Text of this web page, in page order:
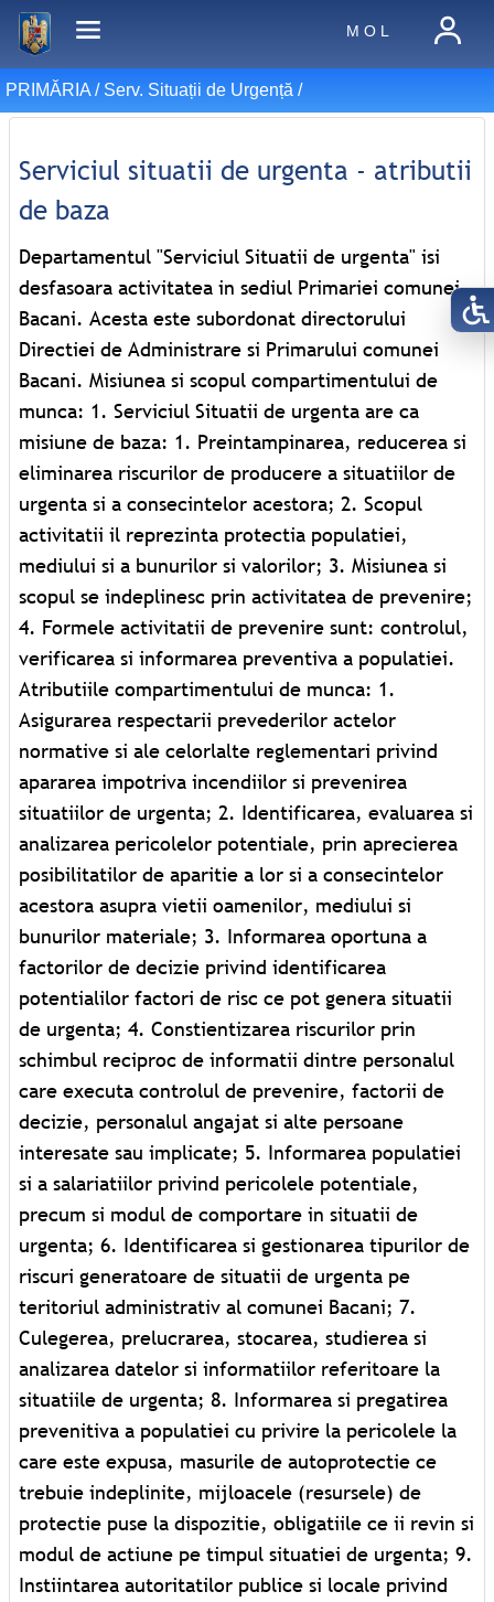
M O L
PRIMĂRIA /Serv. Situații de Urgență /
Serviciul situatii de urgenta - atributii
de baza
Departamentul "Serviciul Situatii de urgenta" isi
desfasoara activitatea in sediul Primariei comunei
Bacani. Acesta este subordonat directorului
Directiei de Administrare si Primarului comunei
Bacani. Misiunea si scopul compartimentului de
munca: 1. Serviciul Situatii de urgenta are ca
misiune de baza: 1. Preintampinarea, reducerea si
eliminarea riscurilor de producere a situatiilor de
urgenta si a consecintelor acestora; 2. Scopul
activitatii il reprezinta protectia populatiei,
mediului si a bunurilor si valorilor; 3. Misiunea si
scopul se indeplinesc prin activitatea de prevenire;
4. Formele activitatii de prevenire sunt: controlul,
verificarea si informarea preventiva a populatiei.
Atributiile compartimentului de munca: 1.
Asigurarea respectarii prevederilor actelor
normative si ale celorlalte reglementari privind
apararea impotriva incendiilor si prevenirea
situatiilor de urgenta; 2. Identificarea, evaluarea si
analizarea pericolelor potentiale, prin aprecierea
posibilitatilor de aparitie a lor si a consecintelor
acestora asupra vietii oamenilor, mediului si
bunurilor materiale; 3. Informarea oportuna a
factorilor de decizie privind identificarea
potentialilor factori de risc ce pot genera situatii
de urgenta; 4. Constientizarea riscurilor prin
schimbul reciproc de informatii dintre personalul
care executa controlul de prevenire, factorii de
decizie, personalul angajat si alte persoane
interesate sau implicate; 5. Informarea populatiei
si a salariatiilor privind pericolele potentiale,
precum si modul de comportare in situatii de
urgenta; 6. Identificarea si gestionarea tipurilor de
riscuri generatoare de situatii de urgenta pe
teritoriul administrativ al comunei Bacani; 7.
Culegerea, prelucrarea, stocarea, studierea si
analizarea datelor si informatiilor referitoare la
situatiile de urgenta; 8. Informarea si pregatirea
prevenitiva a populatiei cu privire la pericolele la
care este expusa, masurile de autoprotectie ce
trebuie indeplinite, mijloacele (resursele) de
protectie puse la dispozitie, obligatiile ce ii revin si
modul de actiune pe timpul situatiei de urgenta; 9.
Instiintarea autoritatilor publice si locale privind